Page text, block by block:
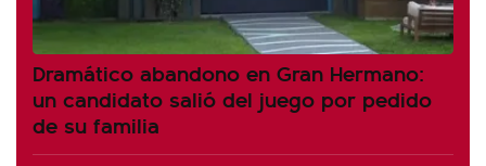
Dramático abandono en Gran Hermano:
un candidato salió del juego por pedido
de su familia